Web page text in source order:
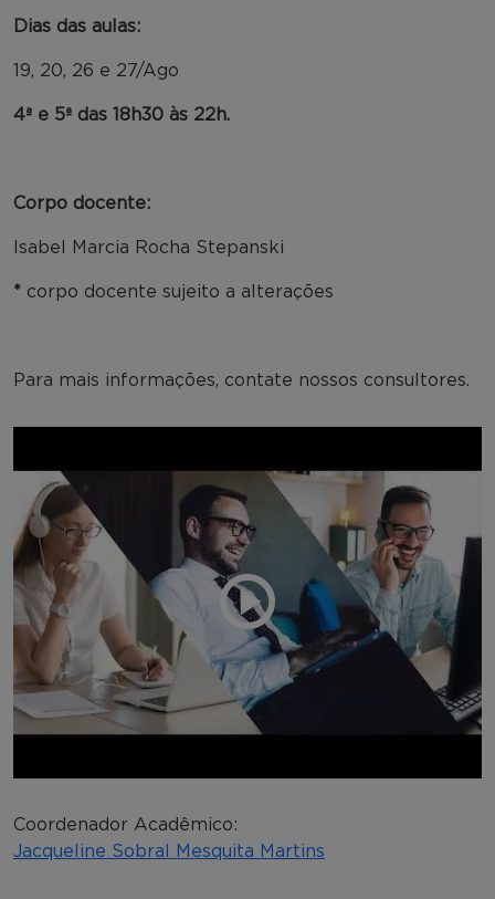
Dias das aulas:
19, 20, 26 e 27/Ago
4ª e 5ª das 18h30 às 22h.
Corpo docente:
Isabel Marcia Rocha Stepanski
* corpo docente sujeito a alterações
Para mais informações, contate nossos consultores.
Coordenador Acadêmico:
Jacqueline Sobral Mesquita Martins